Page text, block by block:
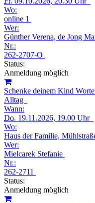
Wo:
online 1
Wer:
Günther Verena, de Jong
Nr.:
262-2707-O
Status:
Anmeldung möglich
Schenke deinem Kind
Alltag
Wann:
Do. 19.11.2026, 19.00 Uhr
Wo:
Haus der Familie,
Wer:
Mielcarek Stefanie
Nr.:
262-2711
Status:
Anmeldung möglich